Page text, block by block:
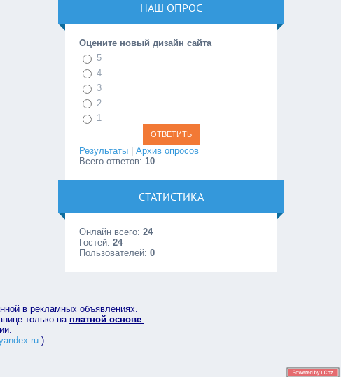
НАШ ОПРОС
Оцените новый дизайн сайта
5
4
3
2
1
Результаты |Архив опросов
Всего ответов: 10
СТАТИСТИКА
Онлайн всего:24
Гостей:24
Пользователей:0
в рекламных объявлениях.
только на платной основе
)